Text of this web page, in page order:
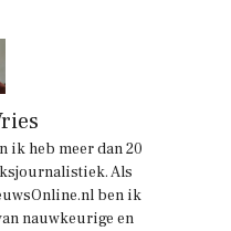
ik heb meer dan 20
Als
ben ik
nauwkeurige en